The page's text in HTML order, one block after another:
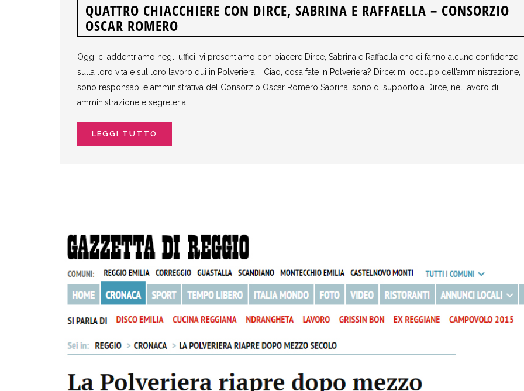
QUATTRO CHIACCHIERE CON DIRCE, SABRINA E RAFFAELLA – CONSORZIO
OSCAR ROMERO
Oggi ci addentriamo negli uffici, vi presentiamo con piacere Dirce, Sabrina e Raffaella che ci fanno alcune confidenze
sulla loro vita e sul loro lavoro qui in Polveriera. Ciao, cosa fate in Polveriera? Dirce: mi occupo dell’amministrazione,
sono responsabile amministrativa del Consorzio Oscar Romero Sabrina: sono di supporto a Dirce, nel lavoro di
amministrazione e segreteria.
LEGGI TUTTO